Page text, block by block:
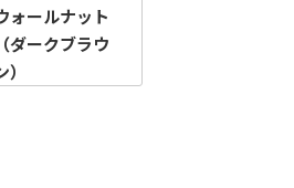
ォールナット
（ダークブラウ
）